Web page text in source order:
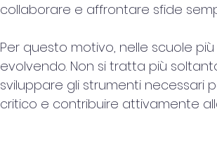
collaborare e affrontare sfide
Per questo motivo, nelle scuole
evolvendo. Non si tratta più
sviluppare gli strumenti necessari
critico e contribuire attivamente